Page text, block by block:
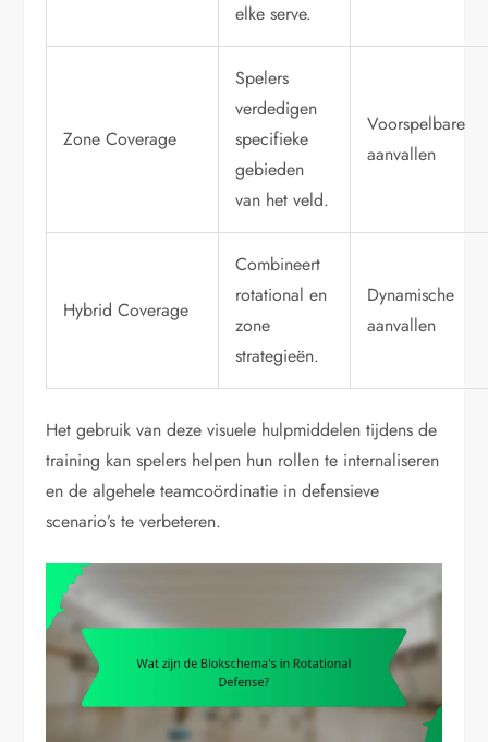
elke serve.
Zone Coverage
Spelers
verdedigen
specifieke
gebieden
van het veld.
Voorspelbare
aanvallen
Hybrid Coverage
Combineert
rotational en
zone
strategieën.
Dynamische
aanvallen
Het gebruik van deze visuele hulpmiddelen tijdens de
training kan spelers helpen hun rollen te internaliseren
en de algehele teamcoördinatie in defensieve
scenario’s te verbeteren.